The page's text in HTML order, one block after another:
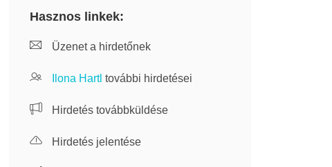
Hasznos linkek:
Üzenet a hirdetőnek
Ilona Hartl további hirdetései
Hirdetés továbbküldése
Hirdetés jelentése